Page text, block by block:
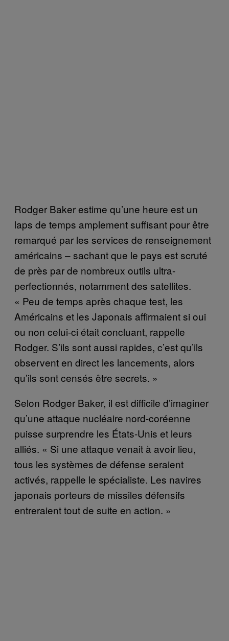
Rodger Baker estime qu’une heure est un
laps de temps amplement suffisant pour être
remarqué par les services de renseignement
américains – sachant que le pays est scruté
de près par de nombreux outils ultra-
perfectionnés, notamment des satellites.
« Peu de temps après chaque test, les
Américains et les Japonais affirmaient si oui
ou non celui-ci était concluant, rappelle
Rodger. S’ils sont aussi rapides, c’est qu’ils
observent en direct les lancements, alors
qu’ils sont censés être secrets. »
Selon Rodger Baker, il est difficile d’imaginer
qu’une attaque nucléaire nord-coréenne
puisse surprendre les États-Unis et leurs
alliés. « Si une attaque venait à avoir lieu,
tous les systèmes de défense seraient
activés, rappelle le spécialiste. Les navires
japonais porteurs de missiles défensifs
entreraient tout de suite en action. »